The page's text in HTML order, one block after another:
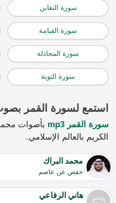
سورة التغابن
سورة القيامة
سورة المجادلة
سورة التوبة
استمع لسورة القمر
سورة القمر mp3
بأصوات
الكريم بالعالم الإسلامي.
محمد البراك
حفص عن عاصم
هاني الرفاعي